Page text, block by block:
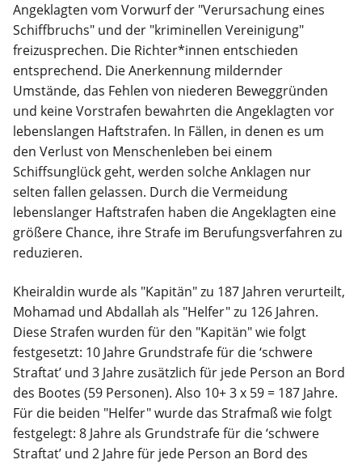
Angeklagten vom Vorwurf der "Verursachung eines
Schiffbruchs" und der "kriminellen Vereinigung"
freizusprechen. Die Richter*innen entschieden
entsprechend. Die Anerkennung mildernder
Umstände, das Fehlen von niederen Beweggründen
und keine Vorstrafen bewahrten die Angeklagten vor
lebenslangen Haftstrafen. In Fällen, in denen es um
den Verlust von Menschenleben bei einem
Schiffsunglück geht, werden solche Anklagen nur
selten fallen gelassen. Durch die Vermeidung
lebenslanger Haftstrafen haben die Angeklagten eine
größere Chance, ihre Strafe im Berufungsverfahren zu
reduzieren.
Kheiraldin wurde als "Kapitän" zu 187 Jahren verurteilt,
Mohamad und Abdallah als "Helfer" zu 126 Jahren.
Diese Strafen wurden für den "Kapitän" wie folgt
festgesetzt: 10 Jahre Grundstrafe für die ‘schwere
Straftat’ und 3 Jahre zusätzlich für jede Person an Bord
des Bootes (59 Personen). Also 10+ 3 x 59 = 187 Jahre.
Für die beiden "Helfer" wurde das Strafmaß wie folgt
festgelegt: 8 Jahre als Grundstrafe für die ‘schwere
Straftat’ und 2 Jahre für jede Person an Bord des